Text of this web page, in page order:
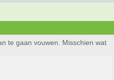
te gaan vouwen. Misschien wat